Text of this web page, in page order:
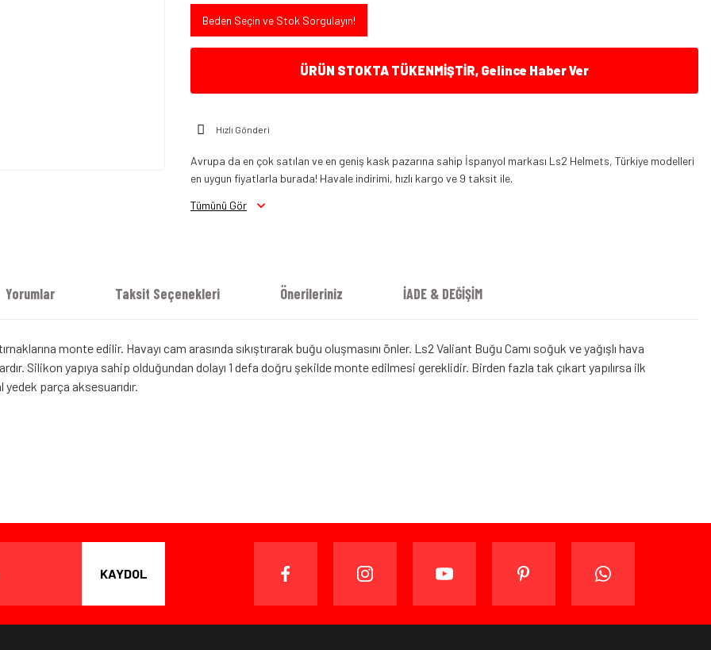
Beden Seçin ve Stok Sorgulayın!
ÜRÜN STOKTA TÜKENMİŞTİR, Gelince Haber Ver
Hızlı Gönderi
Avrupa da en çok satılan ve en geniş kask pazarına sahip İspanyol markası Ls2 Helmets, Türkiye modelleri
en uygun fiyatlarla burada! Havale indirimi, hızlı kargo ve 9 taksit ile.
Tümünü Gör
Yorumlar Taksit Seçenekleri Önerileriniz İADE & DEĞİŞİM
monte edilir. Havayı cam arasında sıkıştırarak buğu oluşmasını önler. Ls2 Valiant Buğu Camı soğuk ve yağışlı hava
Silikon yapıya sahip olduğundan dolayı 1 defa doğru şekilde monte edilmesi gereklidir. Birden fazla tak çıkart yapılırsa ilk
parça aksesuarıdır.
içinde, kargo ücreti alıcı müşteriye ait olmak kaydıyla ürünü iade edebilir veya değiştirebilirsiniz.
KAYDOL